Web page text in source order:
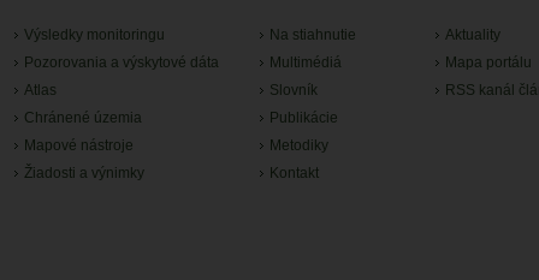
Výsledky monitoringu
Pozorovania a výskytové dáta
Atlas
Chránené územia
Mapové nástroje
Žiadosti a výnimky
Na stiahnutie
Multimédiá
Slovník
Publikácie
Metodiky
Kontakt
Aktuality
Mapa portálu
RSS kanál